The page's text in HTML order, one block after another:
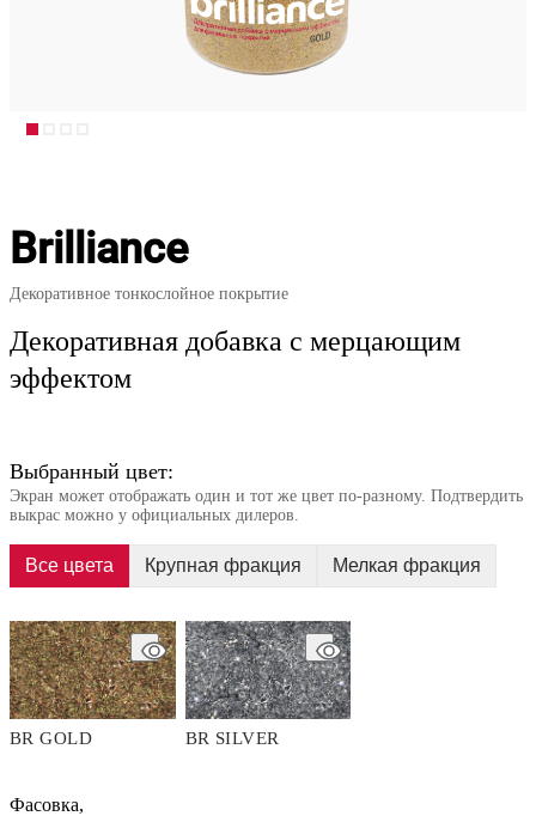
Brilliance
Декоративное тонкослойное покрытие
Декоративная добавка с мерцающим
эффектом
Выбранный цвет:
Экран может отображать один и тот же цвет по-разному. Подтвердить
выкрас можно у официальных дилеров.
Все цвета Крупная фракция Мелкая фракция
BR GOLD BR SILVER
Фасовка,